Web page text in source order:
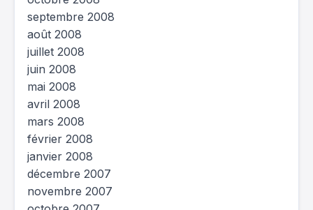
septembre 2008
août 2008
juillet 2008
juin 2008
mai 2008
avril 2008
mars 2008
février 2008
janvier 2008
décembre 2007
novembre 2007